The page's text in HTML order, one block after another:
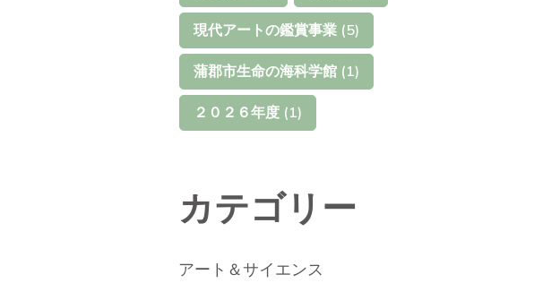
現代アートの鑑賞事業(5)
蒲郡市生命の海科学館(1)
２０２６年度(1)
カテゴリー
アート＆サイエンス